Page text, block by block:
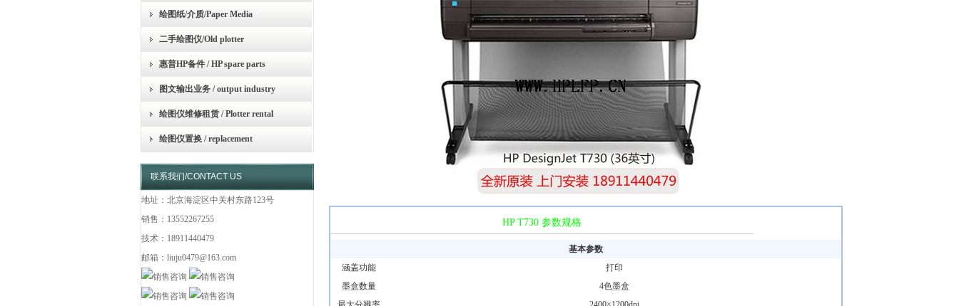
绘图纸/介质/Paper Media
二手绘图仪/Old plotter
惠普HP备件 / HP spare parts
图文输出业务 / output industry
绘图仪维修租赁 / Plotter rental
绘图仪置换 / replacement
联系我们/CONTACT US
地址：北京海淀区中关村东路123号
销售：13552267255
技术：18911440479
邮箱：liuju0479@163.com
HP T730 参数规格
基本参数
涵盖功能
打印
墨盒数量
4色墨盒